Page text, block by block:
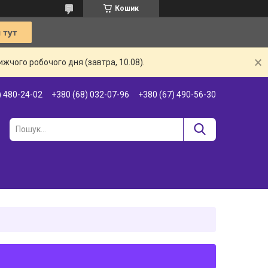
Кошик
робочого дня (завтра, 10.08).
480-24-02 +380 (68) 032-07-96 +380 (67) 490-56-30